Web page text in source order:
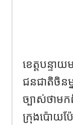
ខេត្តបន្ទា
ជនជាតិចិន
ច្បាស់ថាមក
ក្រុងប៉ោយប៉